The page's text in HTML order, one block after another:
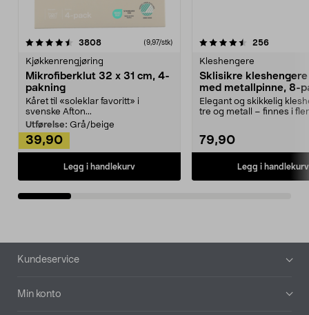
3808anmeldelser(9,97/stk)
Kjøkkenrengjøring
Mikrofiberklut 32 x 31 cm, 4-
pakning
Kåret til «soleklar favoritt» i
svenske Afton...
Utførelse: Grå/beige
39,90
Legg i handlekurv
4.5av 5 stjerner 256
Kleshengere
Sklisikre
med metallpinne, 8-
Elegant og skikkelig
tre og metall – finnes i
79,90
Legg i handlekurv
4.5av 5 stjerner
Bunntekst
Kundeservice
Min konto